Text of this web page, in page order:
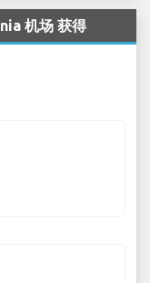
机场 获得